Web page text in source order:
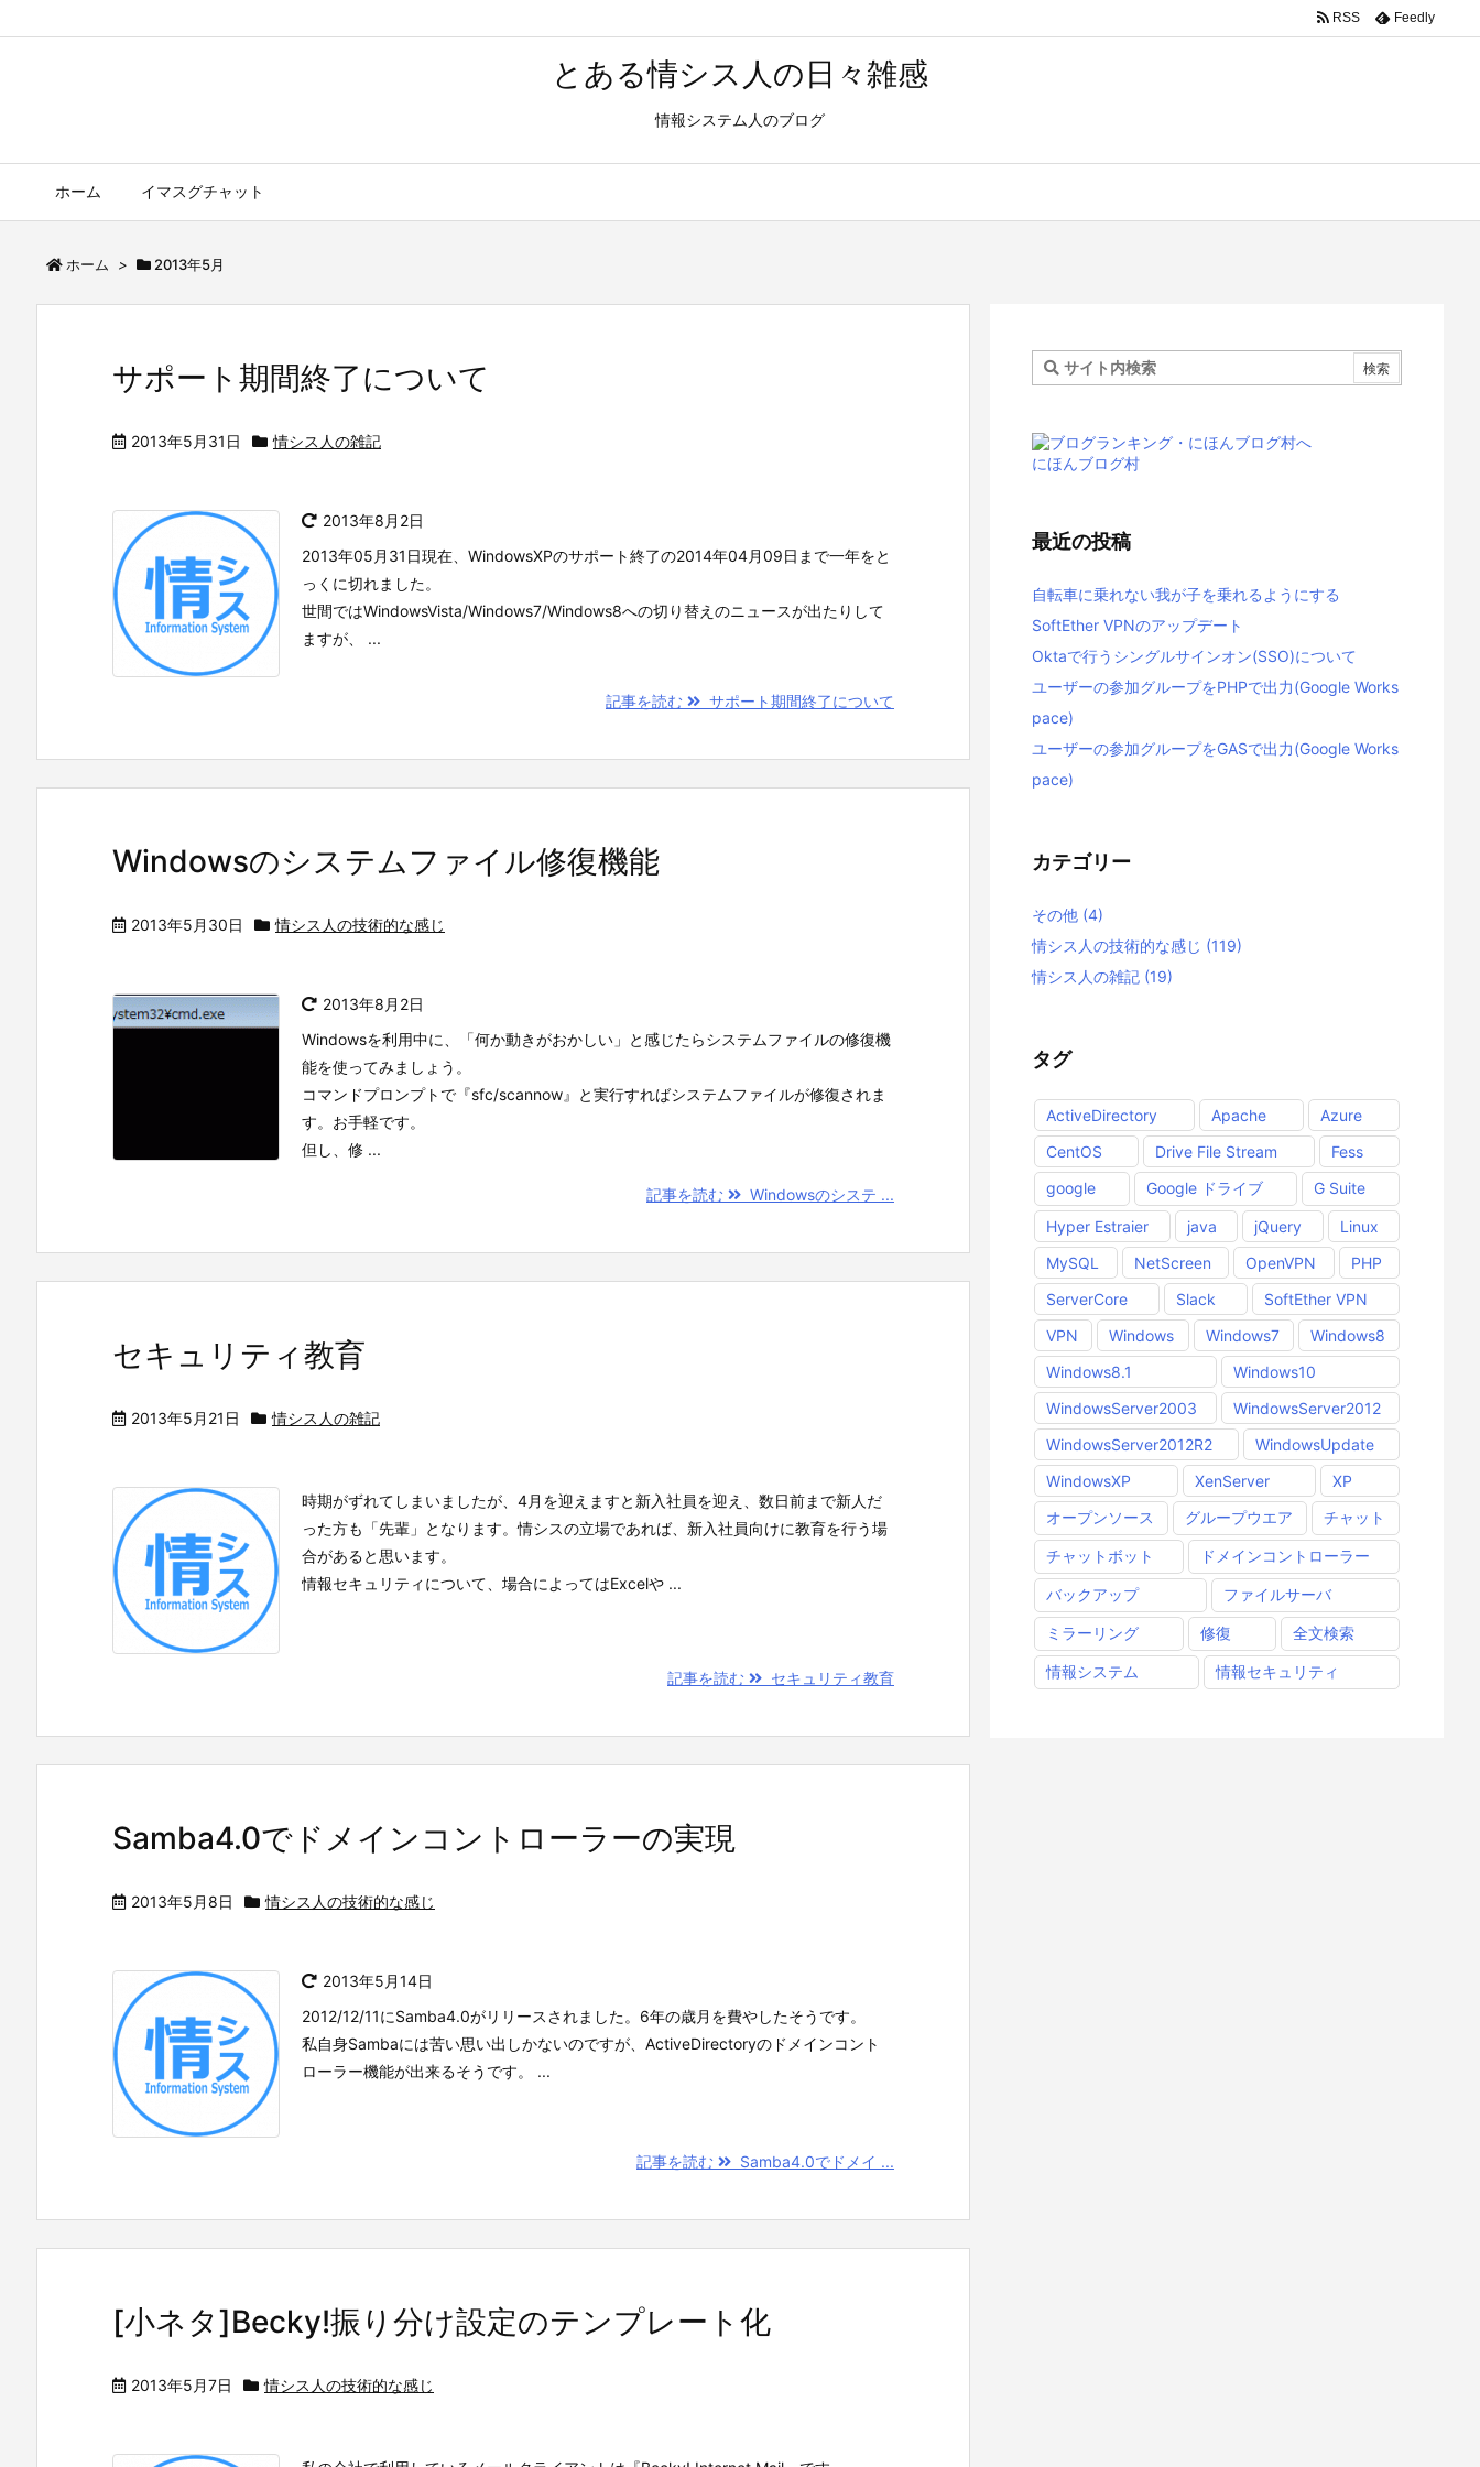
とある情シス人の日々雑感
情報システム人のブログ
ホーム イマスグチャット
RSS Feedly
ホーム > 2013年5月
サポート期間終了について
2013年5月31日 情シス人の雑記
2013年8月2日
2013年05月31日現在、WindowsXPのサポート終了の2014年04月09日まで一年をと
っくに切れました。
世間ではWindowsVista/Windows7/Windows8への切り替えのニュースが出たりして
ますが、 ...
記事を読む サポート期間終了について
Windowsのシステムファイル修復機能
2013年5月30日 情シス人の技術的な感じ
2013年8月2日
Windowsを利用中に、「何か動きがおかしい」と感じたらシステムファイルの修復機
能を使ってみましょう。
コマンドプロンプトで『sfc/scannow』と実行すればシステムファイルが修復されま
す。お手軽です。
但し、修 ...
記事を読む Windowsのシステ ...
セキュリティ教育
2013年5月21日 情シス人の雑記
時期がずれてしまいましたが、4月を迎えますと新入社員を迎え、数日前まで新人だ
った方も「先輩」となります。情シスの立場であれば、新入社員向けに教育を行う場
合があると思います。
情報セキュリティについて、場合によってはExcelや ...
記事を読む セキュリティ教育
Samba4.0でドメインコントローラーの実現
2013年5月8日 情シス人の技術的な感じ
2013年5月14日
2012/12/11にSamba4.0がリリースされました。6年の歳月を費やしたそうです。
私自身Sambaには苦い思い出しかないのですが、ActiveDirectoryのドメインコント
ローラー機能が出来るそうです。 ...
記事を読む Samba4.0でドメイ ...
[小ネタ]Becky!振り分け設定のテンプレート化
2013年5月7日 情シス人の技術的な感じ
にほんブログ村
最近の投稿
自転車に乗れない我が子を乗れるようにする
SoftEther VPNのアップデート
Oktaで行うシングルサインオン(SSO)について
ユーザーの参加グループをPHPで出力(Google Works
pace)
ユーザーの参加グループをGASで出力(Google Works
pace)
カテゴリー
その他 (4)
情シス人の技術的な感じ (119)
情シス人の雑記 (19)
タグ
ActiveDirectory Apache
Azure
CentOS
Drive File Stream
Fess
google
Google ドライブ G Suite
Hyper Estraier java jQuery
Linux
MySQL
NetScreen OpenVPN
PHP
ServerCore
Slack
SoftEther VPN
VPN
Windows Windows7
Windows8
Windows8.1
Windows10
WindowsServer2003
WindowsServer2012
WindowsServer2012R2
WindowsUpdate
WindowsXP
XenServer
XP
オープンソース
グループウエア チャット
チャットボット ドメインコントローラー
バックアップ ファイルサーバ
ミラーリング 修復 全文検索
情報システム 情報セキュリティ